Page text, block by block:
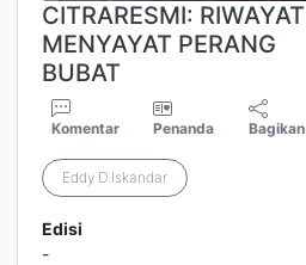
CITRARESMI: RIWAYAT
MENYAYAT PERANG
BUBAT
Komentar Penanda Bagikan
Eddy D.Iskandar
Edisi
-